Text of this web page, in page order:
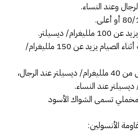
وعند النساء.
ديسيلتر.
مستوى الدهون الثلاثية أثناء الصيام يزيد عن 150 ملليغرام/
مستوى كوليسترول أقل من 40 ملليغرام/ ديسيلتر عند الرجال،
تسمى الشواك الأسود
الأنسولين: